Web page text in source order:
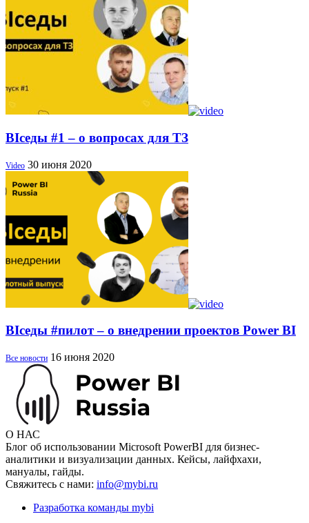
BIседы #1 – о вопросах для ТЗ
Video 30 июня 2020
BIседы #пилот – о внедрении проектов Power BI
Все новости 16 июня 2020
О НАС
Блог об использовании Microsoft PowerBI для бизнес-
аналитики и визуализации данных. Кейсы, лайфхахи,
мануалы, гайды.
Свяжитесь с нами: info@mybi.ru
Разработка команды mybi